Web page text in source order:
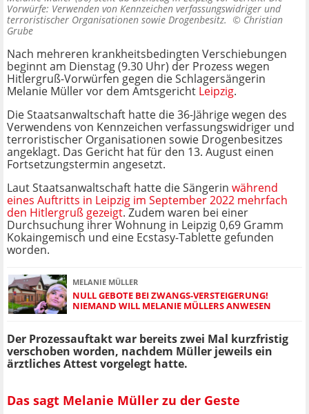
Vorwürfe: Verwenden von Kennzeichen verfassungswidriger und
terroristischer Organisationen sowie Drogenbesitz. © Christian
Grube
Nach mehreren krankheitsbedingten Verschiebungen
beginnt am Dienstag (9.30 Uhr) der Prozess wegen
Hitlergruß-Vorwürfen gegen die Schlagersängerin
Melanie Müller vor dem Amtsgericht Leipzig.
Die Staatsanwaltschaft hatte die 36-Jährige wegen des
Verwendens von Kennzeichen verfassungswidriger und
terroristischer Organisationen sowie Drogenbesitzes
angeklagt. Das Gericht hat für den 13. August einen
Fortsetzungstermin angesetzt.
Laut Staatsanwaltschaft hatte die Sängerin während
eines Auftritts in Leipzig im September 2022 mehrfach
den Hitlergruß gezeigt. Zudem waren bei einer
Durchsuchung ihrer Wohnung in Leipzig 0,69 Gramm
Kokaingemisch und eine Ecstasy-Tablette gefunden
worden.
MELANIE MÜLLER
NULL GEBOTE BEI ZWANGS-VERSTEIGERUNG!
NIEMAND WILL MELANIE MÜLLERS ANWESEN
Der Prozessauftakt war bereits zwei Mal kurzfristig
verschoben worden, nachdem Müller jeweils ein
ärztliches Attest vorgelegt hatte.
Das sagt Melanie Müller zu der Geste